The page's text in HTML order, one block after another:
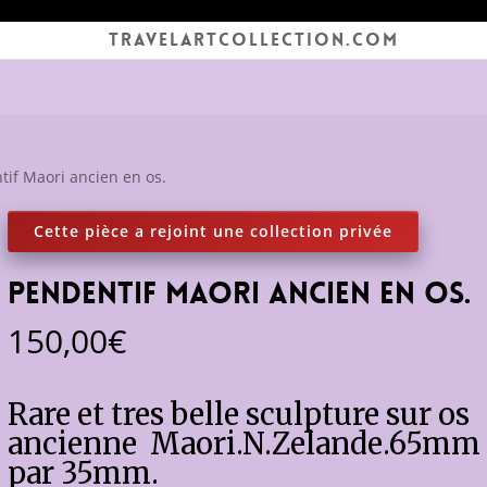
TRAVELARTCOLLECTION.COM
Maori ancien en os.
Pendentif Maori ancien en os.
150,00€
Rare et tres belle sculpture sur os
ancienne Maori.N.Zelande.65mm
par 35mm.